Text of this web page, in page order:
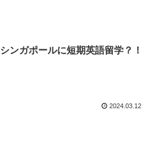
シンガポールに短期英語留学？！
2024.03.12